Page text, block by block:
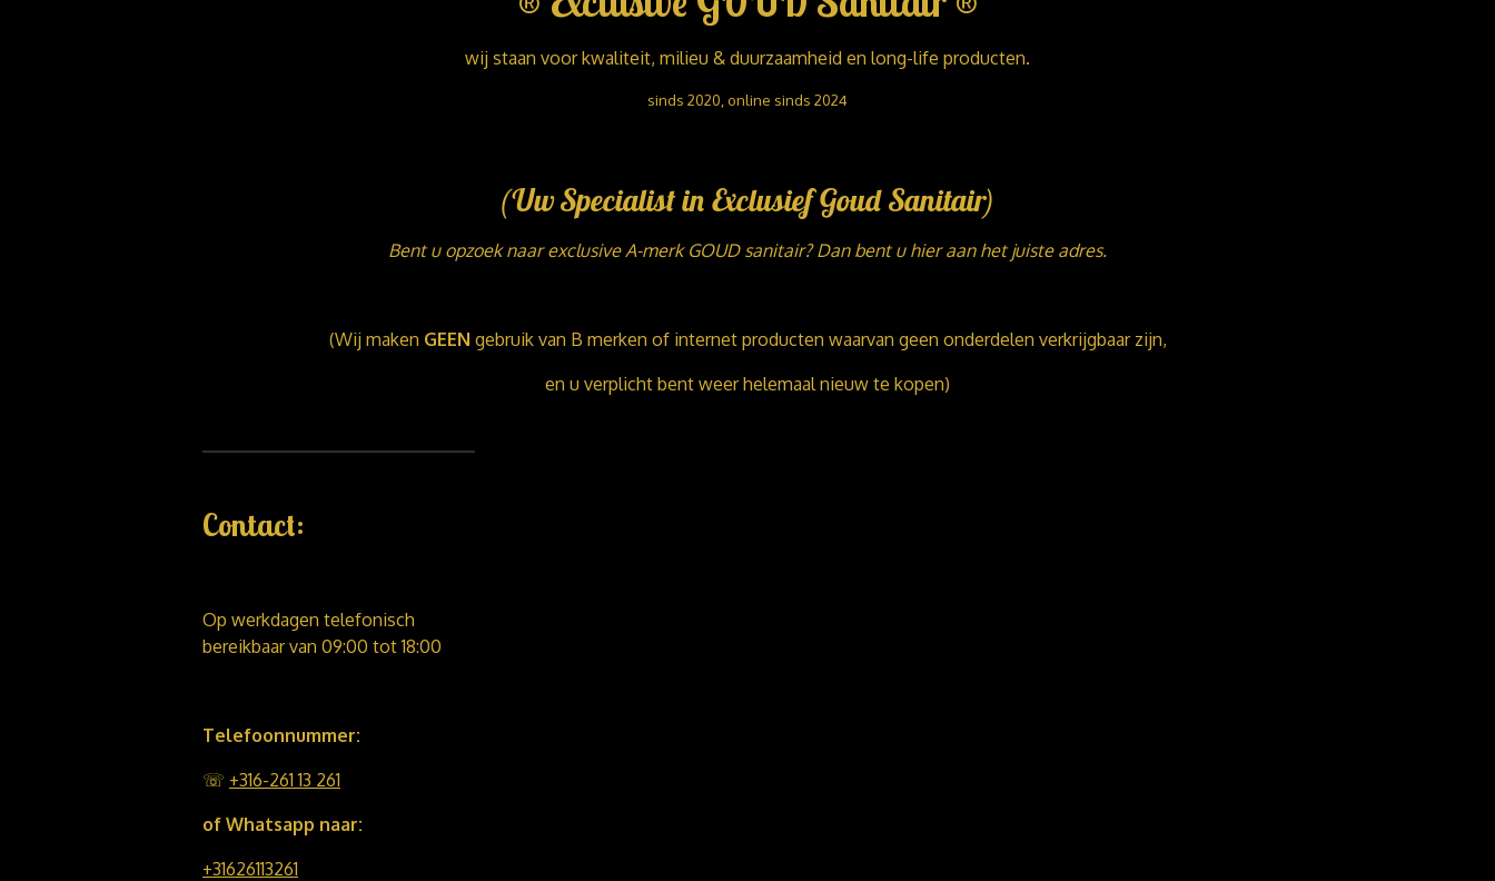
wij staan voor kwaliteit, milieu & duurzaamheid en long-life producten.
sinds 2020, online sinds 2024
(Uw Specialist in Exclusief Goud Sanitair)
Bent u opzoek naar exclusive A-merk GOUD sanitair? Dan bent u hier aan het juiste adres.
(Wij maken GEEN gebruik van B merken of internet producten waarvan geen onderdelen verkrijgbaar zijn,
en u verplicht bent weer helemaal nieuw te kopen)
Contact:
Op werkdagen telefonisch
bereikbaar van 09:00 tot 18:00
Telefoonnummer:
☏ +316-261 13 261
of Whatsapp naar:
+31626113261